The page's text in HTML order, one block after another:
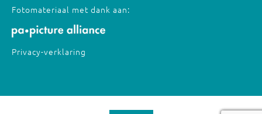
Fotomateriaal met dank aan:
Privacy-verklaring